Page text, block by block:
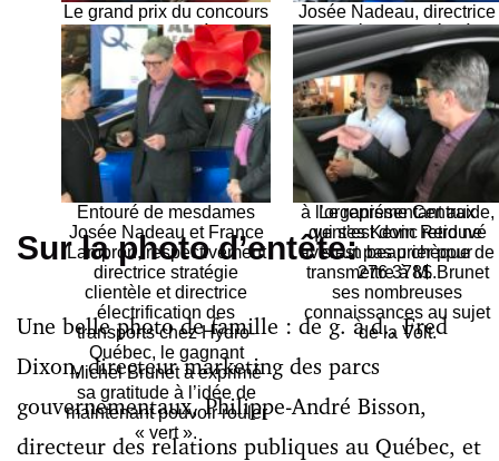
Le grand prix du concours
2017 « Gagnez à vous
simplifier la vie » d’Hydro-
Québec : une Chevrolet
Volt d’une valeur de 40
985$ !
Josée Nadeau, directrice
stratégie clientèle à
Hydro-Québec, a lancé la
cérémonie en présentant
le grand gagnant, Michel
Brunet. Elle était aussi
très fière de préciser que
pour chaque adhésion à
la facture Internet, un
montant de 3$ était
à l’organisme Centraide,
qui s’est donc retrouvé
avec un beau chèque de
276 378$.
Entouré de mesdames
Josée Nadeau et France
Lampron, respectivement
directrice stratégie
clientèle et directrice
électrification des
transports chez Hydro-
Québec, le gagnant
Michel Brunet a exprimé
sa gratitude à l’idée de
maintenant pouvoir rouler
« vert ».
Le représentant aux
ventes Kevin Reid ne
s’est pas prier pour
transmettre à M. Brunet
ses nombreuses
connaissances au sujet
de la Volt.
Sur la photo d’entête:
Une belle photo de famille : de g. à d., Fred
Dixon, directeur marketing des parcs
gouvernementaux, Philippe-André Bisson,
directeur des relations publiques au Québec, et